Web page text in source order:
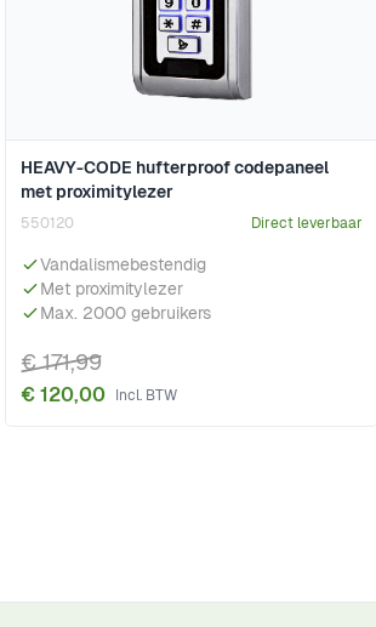
HEAVY-CODE hufterproof codepaneel
met proximitylezer
550120 Direct leverbaar
Vandalismebestendig
Met proximitylezer
Max. 2000 gebruikers
€ 120,00
€ 171,99